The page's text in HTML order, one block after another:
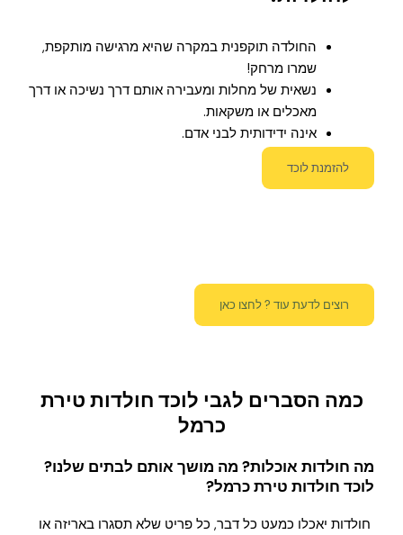
החולדה תוקפנית במקרה שהיא מרגישה מותקפת,
שמרו מרחק!
נשאית של מחלות ומעבירה אותם דרך נשיכה או דרך
מאכלים או משקאות.
אינה ידידותית לבני אדם.
להזמנת לוכד
רוצים לדעת עוד ? לחצו כאן
כמה הסברים לגבי לוכד חולדות טירת
כרמל
מה חולדות אוכלות? מה מושך אותם לבתים שלנו?
לוכד חולדות טירת כרמל?
חולדות יאכלו כמעט כל דבר, כל פריט שלא תסגרו באריזה או